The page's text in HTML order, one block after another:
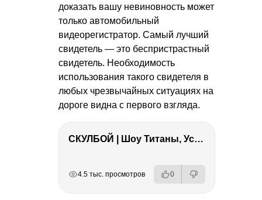
доказать вашу невиновность может
только автомобильный
видеорегистратор. Самый лучший
свидетель — это беспристрастный
свидетель. Необходимость
использования такого свидетеля в
любых чрезвычайных ситуациях на
дороге видна с первого взгляда.
СКУЛБОЙ | Шоу Титаны, Усейн Болт, Ларрат, Зашквар!
4.5 тыс. просмотров 0